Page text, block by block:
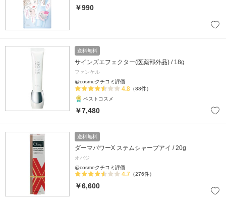
￥990
送料無料
サインズエフェクター(医薬部外品) / 18g
ファンケル
@cosmeクチコミ評価
4.8 （88件）
ベストコスメ
￥7,480
送料無料
ダーマパワーX ステムシャープアイ / 20g
オバジ
@cosmeクチコミ評価
4.7 （276件）
￥6,600